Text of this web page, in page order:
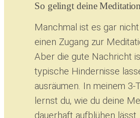
So gelingt deine
Manchmal ist es gar
einen Zugang zur
Aber die gute Nachricht
typische Hindernisse
ausräumen. In meinem 3-
lernst du, wie du deine
dauerhaft aufblühen lässt.